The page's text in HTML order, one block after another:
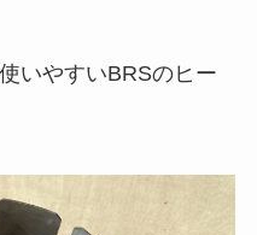
いやすいBRSのヒー